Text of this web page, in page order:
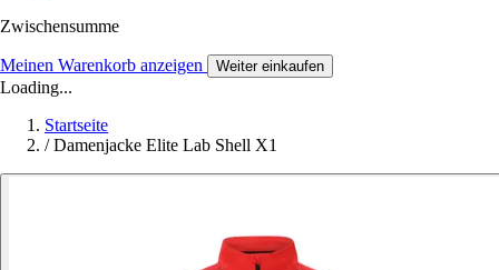
Zwischensumme
Meinen Warenkorb anzeigen Weiter einkaufen
Loading...
Startseite
/ Damenjacke Elite Lab Shell X1